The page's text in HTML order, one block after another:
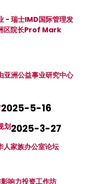
- 瑞士IMD国际管理发
区院长Prof Mark
亚洲公益事业研究中心
2025-5-16
划2025-3-27
人家族办公室论坛
响力投资工作坊